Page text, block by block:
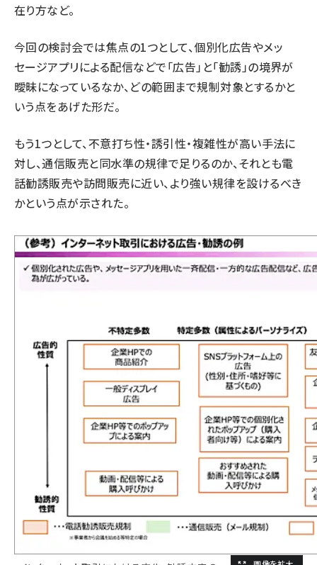
在り方など。
今回の検討会では焦点の1つとして、個別化広告やメッ
セージアプリによる配信などで「広告」と「勧誘」の境界が
曖昧になっているなか、どの範囲まで規制対象とするかと
いう点をあげた形だ。
もう1つとして、不意打ち性・誘引性・複雑性が高い手法に
対し、通信販売と同水準の規律で足りるのか、それとも電
話勧誘販売や訪問販売に近い、より強い規律を設けるべき
かという点が示された。